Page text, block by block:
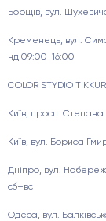
Борщів, вул.
Кременець, вул.
нд 09:00-16:00
COLOR STYDIO
Київ, просп. Степана
Київ, вул. Бориса
Дніпро, вул.
сб–вс
Одеса, вул.